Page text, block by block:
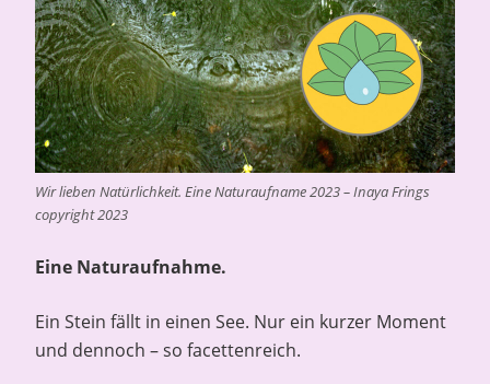
Wir lieben Natürlichkeit. Eine Naturaufname 2023 – Inaya Frings
copyright 2023
Eine Naturaufnahme.
Ein Stein fällt in einen See. Nur ein kurzer Moment
und dennoch – so facettenreich.